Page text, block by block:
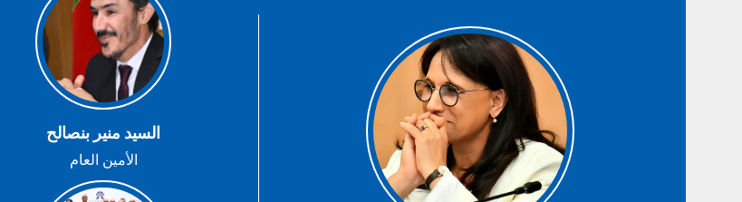
السيد منير بنصالح
الأمين العام